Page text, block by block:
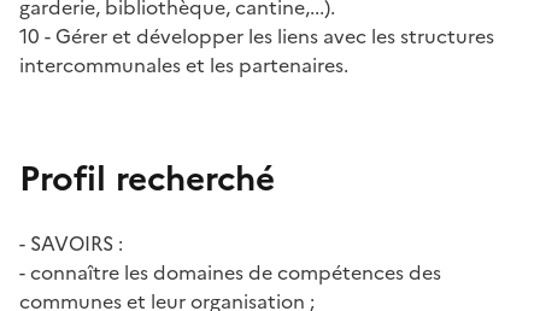
garderie, bibliothèque, cantine,...).
10 - Gérer et développer les liens avec les structures
intercommunales et les partenaires.
Profil recherché
- SAVOIRS :
- connaître les domaines de compétences des
communes et leur organisation ;